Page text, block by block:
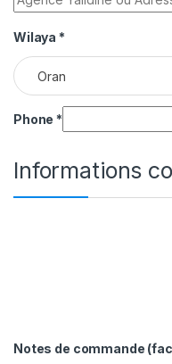
Wilaya *
Oran
Phone *
Informations
Notes de commande